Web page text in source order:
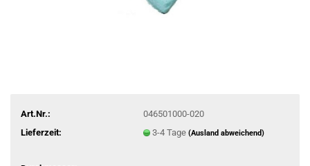
Art.Nr.:
046501000-020
Lieferzeit:
3-4 Tage (Ausland abweichend)